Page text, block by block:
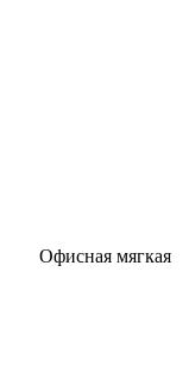
Офисная мягкая